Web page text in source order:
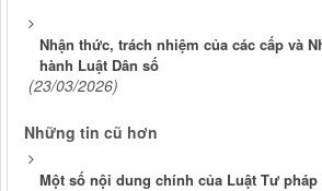
Nhận thức, trách nhiệm của các cấp và
hành Luật Dân số
(23/03/2026)
Những tin cũ hơn
Một số nội dung chính của Luật Tư